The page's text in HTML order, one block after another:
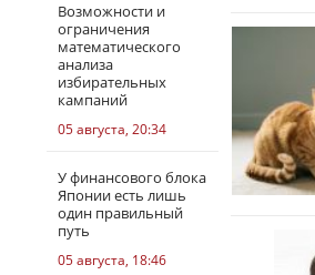
Возможности и
ограничения
математического
анализа
избирательных
кампаний
05 августа, 20:34
У финансового блока
Японии есть лишь
один правильный
путь
05 августа, 18:46